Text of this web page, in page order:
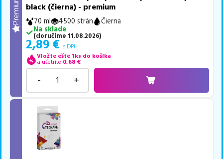
Premium
black (čierna) - premium
70 ml 4500 strán
Čierna
Na sklade
(doručíme 11.08.2026)
2,89 € s DPH
Vložte ešte 1ks do košíka
a ušetríte 0,68 €
- +